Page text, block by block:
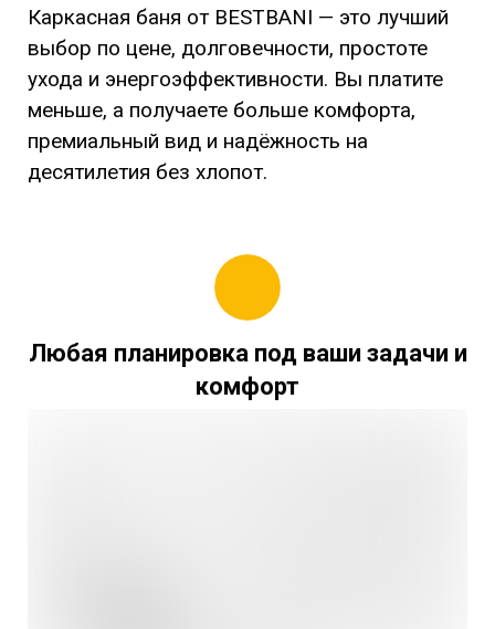
Каркасная баня от BESTBANI — это лучший
выбор по цене, долговечности, простоте
ухода и энергоэффективности. Вы платите
меньше, а получаете больше комфорта,
премиальный вид и надёжность на
десятилетия без хлопот.
Любая планировка под ваши задачи и
комфорт